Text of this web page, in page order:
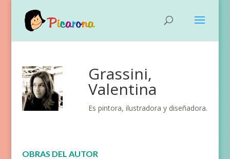
Grassini,
Valentina
Es pintora, ilustradora y diseñadora.
OBRAS DEL AUTOR